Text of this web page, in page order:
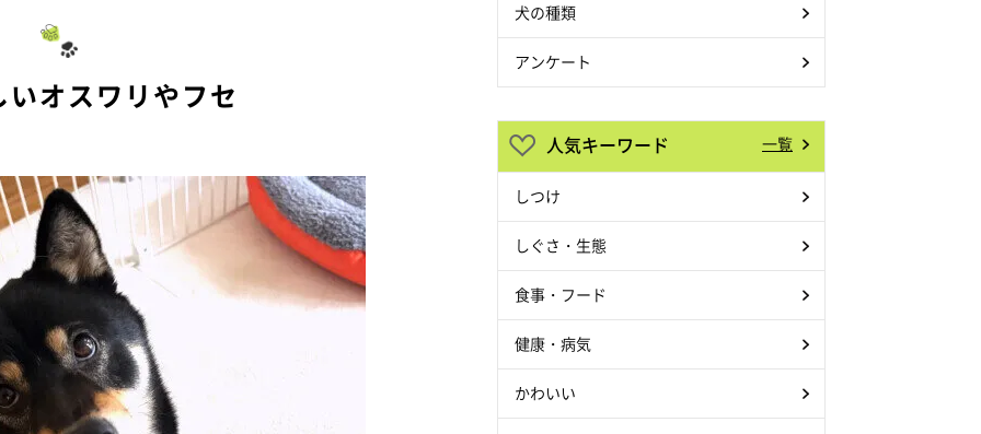
オスワリやフセ
犬の種類
アンケート
人気キーワード 一覧
しつけ
しぐさ・生態
食事・フード
健康・病気
かわいい